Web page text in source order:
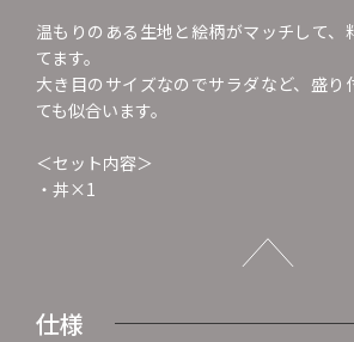
温もりのある生地と絵柄がマッチして、
てます。
大き目のサイズなのでサラダなど、盛り
ても似合います。
＜セット内容＞
・丼×1
仕様